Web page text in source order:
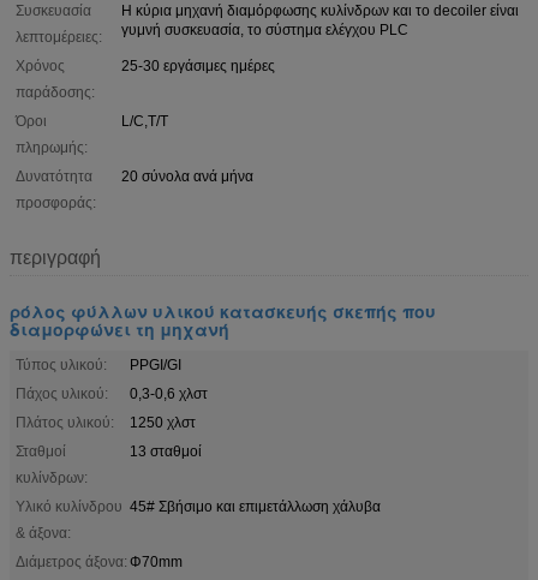
Συσκευασία
λεπτομέρειες:
Η κύρια μηχανή διαμόρφωσης κυλίνδρων και το decoiler είναι
γυμνή συσκευασία, το σύστημα ελέγχου PLC
Χρόνος
παράδοσης:
25-30 εργάσιμες ημέρες
Όροι
πληρωμής:
L/C,T/T
Δυνατότητα
προσφοράς:
20 σύνολα ανά μήνα
περιγραφή
ρόλος φύλλων υλικού κατασκευής σκεπής που
διαμορφώνει τη μηχανή
Τύπος υλικού:
PPGI/GI
Πάχος υλικού:
0,3-0,6 χλστ
Πλάτος υλικού:
1250 χλστ
Σταθμοί
κυλίνδρων:
13 σταθμοί
Υλικό κυλίνδρου
& άξονα:
45# Σβήσιμο και επιμετάλλωση χάλυβα
Διάμετρος άξονα: Φ70mm